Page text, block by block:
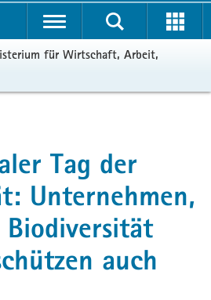
für Wirtschaft, Arbeit,
Tag der
Unternehmen,
auch